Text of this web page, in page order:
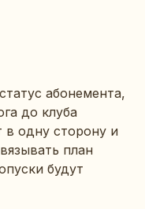
абонемента,
до клуба
в одну сторону и
план
будут